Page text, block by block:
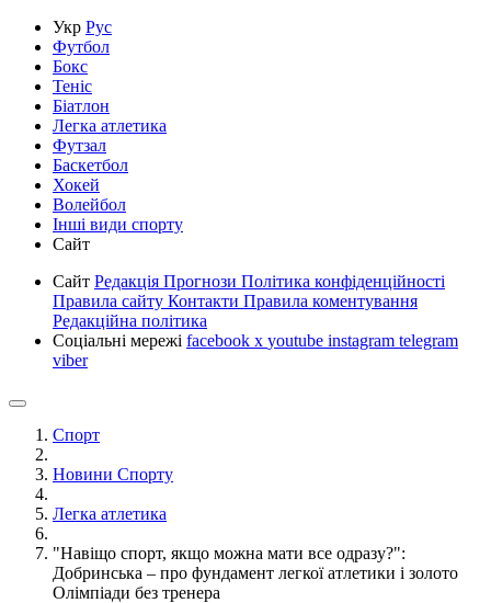
Укр Рус
Футбол
Бокс
Теніс
Біатлон
Легка атлетика
Футзал
Баскетбол
Хокей
Волейбол
Інші види спорту
Сайт
Сайт Редакція Прогнози Політика конфіденційності
Правила сайту Контакти Правила коментування
Редакційна політика
Соціальні мережі facebook x youtube instagram telegram
viber
Спорт
Новини Спорту
Легка атлетика
"Навіщо спорт, якщо можна мати все одразу?":
Добринська – про фундамент легкої атлетики і золото
Олімпіади без тренера